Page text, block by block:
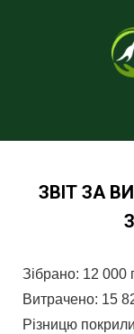
ЗВІТ ЗА
Зібрано: 12 000
Витрачено: 15
Різницю